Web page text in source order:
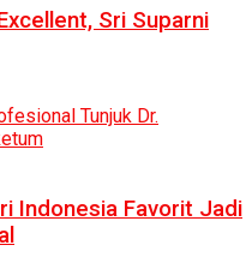
Sri Suparni
Indonesia Favorit Jadi